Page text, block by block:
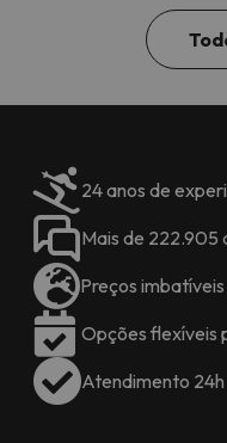
24 anos de
Mais de 222.905
Preços
Opções flexíveis
Atendimento